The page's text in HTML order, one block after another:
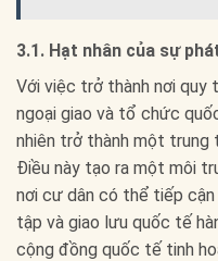
3.1. Hạt nhân của sự
Với việc trở thành nơi quy
ngoại giao và tổ chức
nhiên trở thành một trung
Điều này tạo ra một môi
nơi cư dân có thể tiếp cận
tập và giao lưu quốc tế
cộng đồng quốc tế tinh